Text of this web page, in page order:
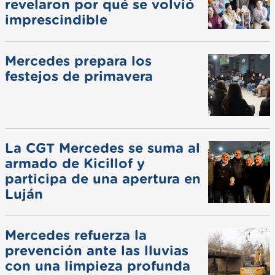
revelaron por qué se volvió
imprescindible
Mercedes prepara los
festejos de primavera
La CGT Mercedes se suma al
armado de Kicillof y
participa de una apertura en
Luján
Mercedes refuerza la
prevención ante las lluvias
con una limpieza profunda